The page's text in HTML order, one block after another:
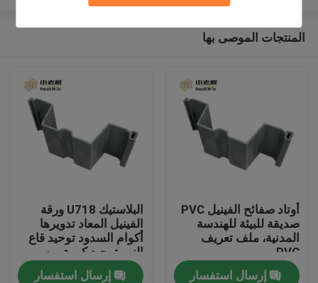
المنتجات الموصى بها
أوتاد صفائح الفينيل PVC
صديقة للبيئة للهندسة
المدنية، ملف تعريف
PVC
إرسال استفسار
البلاستيك U718 ورقة
الفينيل المعاد تدويرها
أكوام السدود توحيد قاع
النهر توحيد كومة من
البلاستيك ورقة
إرسال استفسار